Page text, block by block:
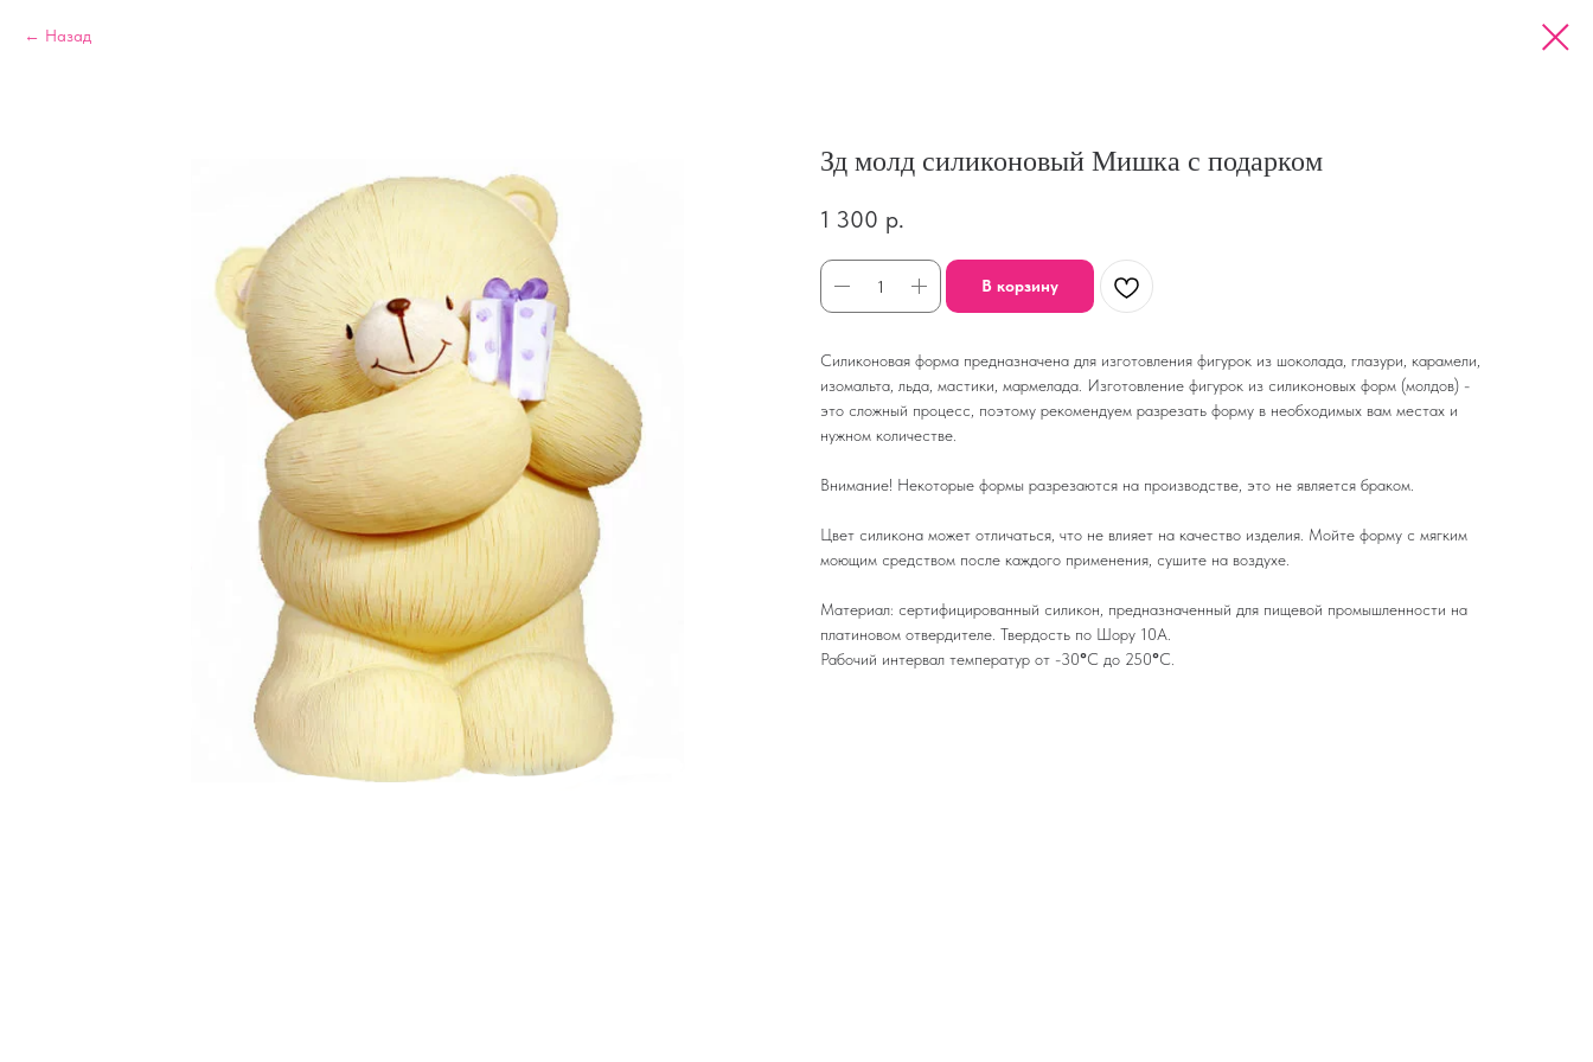
Назад
Зд молд силиконовый Мишка с подарком
1 300 р.
В корзину
Силиконовая форма предназначена для изготовления фигурок из шоколада, глазури, карамели,
изомальта, льда, мастики, мармелада. Изготовление фигурок из силиконовых форм (молдов) -
это сложный процесс, поэтому рекомендуем разрезать форму в необходимых вам местах и
нужном количестве.
Внимание! Некоторые формы разрезаются на производстве, это не является браком.
Цвет силикона может отличаться, что не влияет на качество изделия. Мойте форму с мягким
моющим средством после каждого применения, сушите на воздухе.
Материал: сертифицированный силикон, предназначенный для пищевой промышленности на
платиновом отвердителе. Твердость по Шору 10А.
Рабочий интервал температур от -30°С до 250°С.